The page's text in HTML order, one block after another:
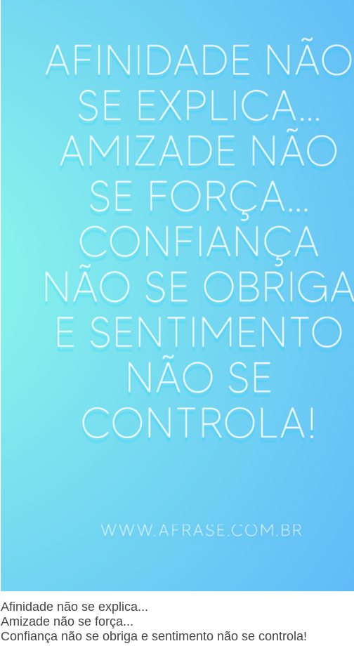
Afinidade não se explica...
Amizade não se força...
Confiança não se obriga e sentimento não se controla!